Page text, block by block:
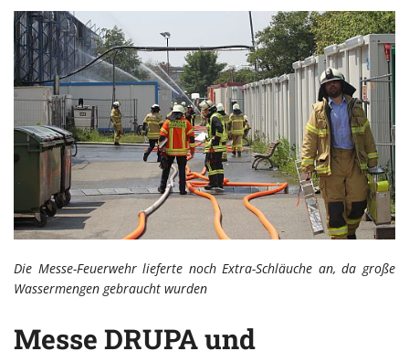
Die Messe-Feuerwehr lieferte noch Extra-Schläuche an, da große
Wassermengen gebraucht wurden
Messe DRUPA und